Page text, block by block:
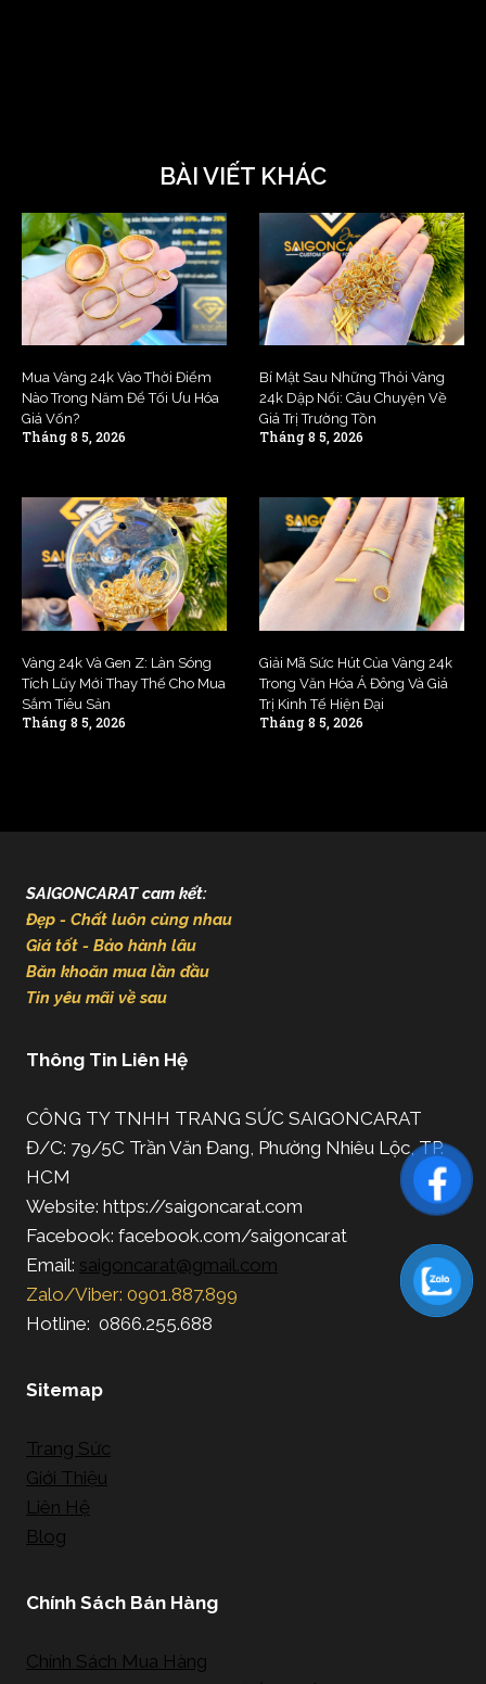
BÀI VIẾT KHÁC
Mua Vàng 24k Vào Thời Điểm
Nào Trong Năm Để Tối Ưu Hóa
Giá Vốn?
Tháng 8 5, 2026
Bí Mật Sau Những Thỏi Vàng
24k Dập Nổi: Câu Chuyện Về
Giá Trị Trường Tồn
Tháng 8 5, 2026
Vàng 24k Và Gen Z: Làn Sóng
Tích Lũy Mới Thay Thế Cho Mua
Sắm Tiêu Sản
Tháng 8 5, 2026
Giải Mã Sức Hút Của Vàng 24k
Trong Văn Hóa Á Đông Và Giá
Trị Kinh Tế Hiện Đại
Tháng 8 5, 2026
SAIGONCARAT cam kết:
Đẹp - Chất luôn cùng nhau
Giá tốt - Bảo hành lâu
Băn khoăn mua lần đầu
Tin yêu mãi về sau
Thông Tin Liên Hệ
CÔNG TY TNHH TRANG SỨC SAIGONCARAT
Đ/C: 79/5C Trần Văn Đang, Phường Nhiêu Lộc, TP.
HCM
Website: https://saigoncarat.com
Facebook: facebook.com/saigoncarat
Email: saigoncarat@gmail.com
Zalo/Viber: 0901.887.899
Hotline: 0866.255.688
Sitemap
Trang Sức
Giới Thiệu
Liên Hệ
Blog
Chính Sách Bán Hàng
Chính Sách Mua Hàng